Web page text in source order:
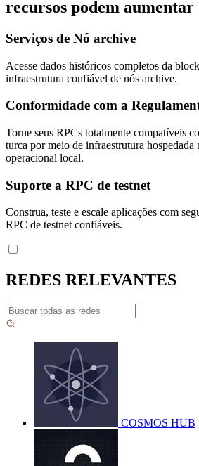
recursos podem aumentar
Serviços de Nó archive
Acesse dados históricos completos da
infraestrutura confiável de nós archive.
Conformidade com a
Torne seus RPCs totalmente compatíveis
turca por meio de infraestrutura hospedada
operacional local.
Suporte a RPC de testnet
Construa, teste e escale aplicações com
RPC de testnet confiáveis.
REDES RELEVANTES
COSMOS HUB